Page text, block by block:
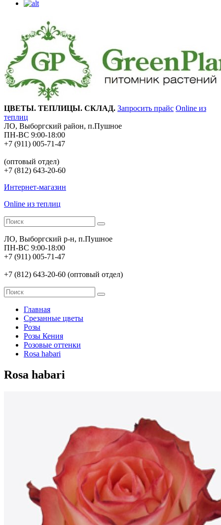
ЦВЕТЫ. ТЕПЛИЦЫ. СКЛАД. Запросить прайс Online из
теплиц
ЛО, Выборгский район, п.Пушное
ПН-ВС 9:00-18:00
+7 (911) 005-71-47
(оптовый отдел)
+7 (812) 643-20-60
Интернет-магазин
Online из теплиц
ЛО, Выборгский р-н, п.Пушное
ПН-ВС 9:00-18:00
+7 (911) 005-71-47
+7 (812) 643-20-60 (оптовый отдел)
Главная
Срезанные цветы
Розы
Розы Кения
Розовые оттенки
Rosa habari
Rosa habari